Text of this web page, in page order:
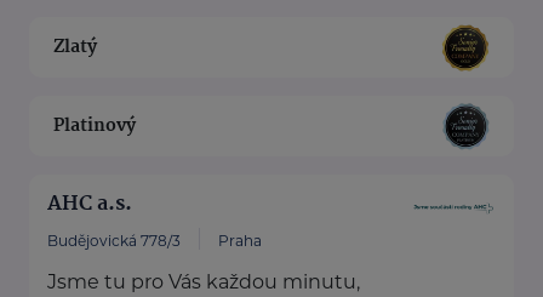
Zlatý
Platinový
AHC a.s.
Budějovická 778/3 Praha
Jsme tu pro Vás každou minutu,